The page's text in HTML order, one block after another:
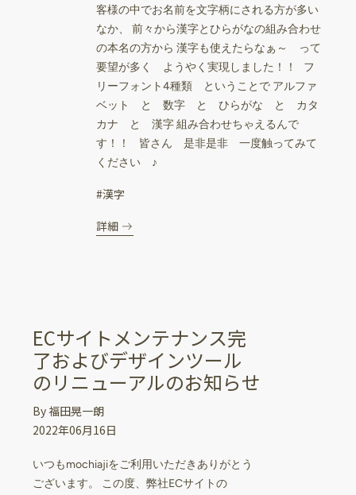
客様の中でお名前を文字柄にされる方が多い
なか、 前々から漢字とひらがなの組み合わせ
の本名の方から 漢字も使えたらなぁ～ って
要望が多く ようやく実現しました！！ フ
リーフォント4種類 ということで アルファ
ベット と 数字 と ひらがな と カタ
カナ と 漢字 組み合わせちゃえるんで
す！！ 皆さん 是非是非 一度触ってみて
ください ♪
#漢字
詳細
ECサイトメンテナンス完
了およびデザインツール
のリニューアルのお知らせ
By 福田晃一朗
2022年06月16日
いつもmochiajiをご利用いただきありがとう
ございます。 この度、弊社ECサイトの